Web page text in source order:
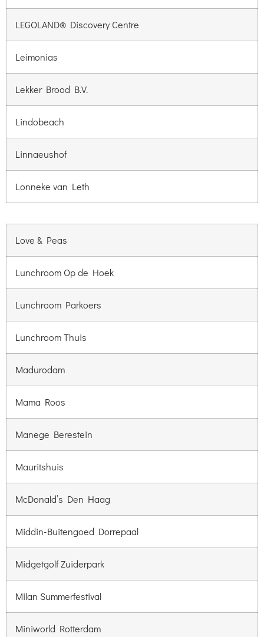
LEGOLAND® Discovery Centre
Leimonias
Lekker Brood B.V.
Lindobeach
Linnaeushof
Lonneke van Leth
Love & Peas
Lunchroom Op de Hoek
Lunchroom Parkoers
Lunchroom Thuis
Madurodam
Mama Roos
Manege Berestein
Mauritshuis
McDonald’s Den Haag
Middin-Buitengoed Dorrepaal
Midgetgolf Zuiderpark
Milan Summerfestival
Miniworld Rotterdam